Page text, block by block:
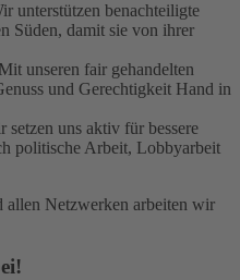
unterstützen benachteiligte
Süden, damit sie von ihrer
unseren fair gehandelten
und Gerechtigkeit Hand in
setzen uns aktiv für bessere
politische Arbeit, Lobbyarbeit
allen Netzwerken arbeiten wir